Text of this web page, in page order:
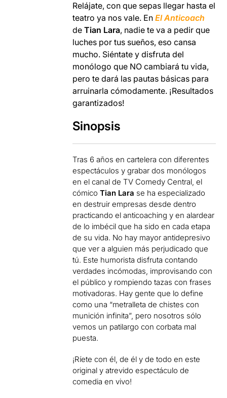
Relájate, con que sepas llegar hasta el
teatro ya nos vale. EnEl Anticoach
deTian Lara, nadie te va a pedir que
luches por tus sueños, eso cansa
mucho. Siéntate y disfruta del
monólogo que NO cambiará tu vida,
pero te dará las pautas básicas para
arruinarla cómodamente. ¡Resultados
garantizados!
Sinopsis
Tras 6 años en cartelera con diferentes
espectáculos y grabar dos monólogos
en el canal de TV Comedy Central, el
cómicoTian Lara se ha especializado
en destruir empresas desde dentro
practicando el anticoaching y en alardear
de lo imbécil que ha sido en cada etapa
de su vida. No hay mayor antidepresivo
que ver a alguien más perjudicado que
tú. Este humorista disfruta contando
verdades incómodas, improvisando con
el público y rompiendo tazas con frases
motivadoras. Hay gente que lo define
como una “metralleta de chistes con
munición infinita”, pero nosotros sólo
vemos un patilargo con corbata mal
puesta.
¡Ríete con él, de él y de todo en este
original y atrevido espectáculo de
comedia en vivo!